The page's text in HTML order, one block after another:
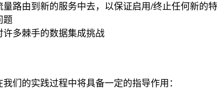
量路由到新的服务中去，以保证启用/终止任何新的
题
许多棘手的数据集成挑战
们的实践过程中将具备一定的指导作用：